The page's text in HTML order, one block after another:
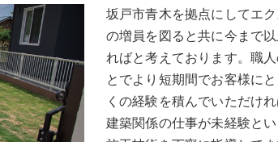
坂戸市青木を拠点にしてエ
の増員を図ると共に今まで
ればと考えております。職
とでより短期間でお客様に
くの経験を積んでいただけ
建築関係の仕事が未経験と